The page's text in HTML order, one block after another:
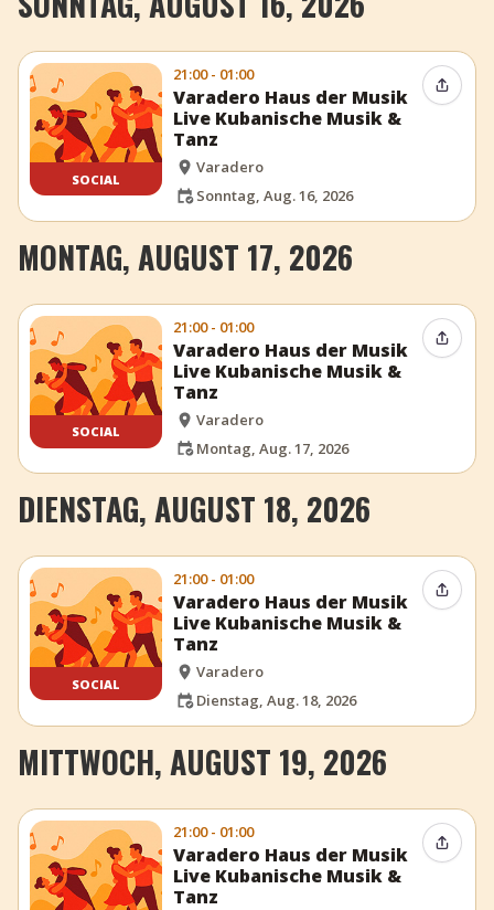
SOCIAL
21:00 - 01:00
Varadero Haus der Musik
Live Kubanische Musik &
Tanz
Varadero
Sonntag, Aug. 16, 2026
Event
MONTAG, AUGUST 17, 2026
SOCIAL
21:00 - 01:00
Varadero Haus der Musik
Live Kubanische Musik &
Tanz
Varadero
Montag, Aug. 17, 2026
Event
DIENSTAG, AUGUST 18, 2026
SOCIAL
21:00 - 01:00
Varadero Haus der Musik
Live Kubanische Musik &
Tanz
Varadero
Dienstag, Aug. 18, 2026
Event
MITTWOCH, AUGUST 19, 2026
21:00 - 01:00
Varadero Haus der Musik
Live Kubanische Musik &
Tanz
Event